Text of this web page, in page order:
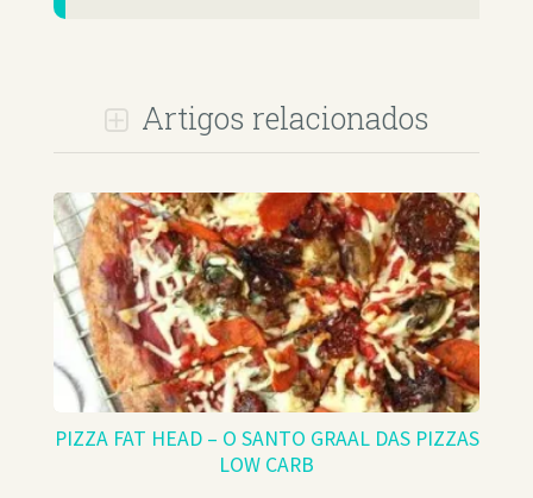
Artigos relacionados
PIZZA FAT HEAD – O SANTO GRAAL DAS PIZZAS
LOW CARB